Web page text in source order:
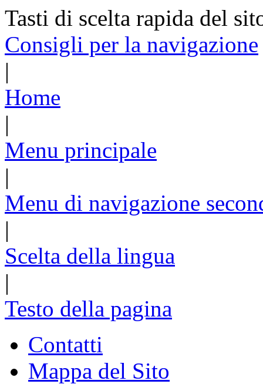
Tasti di scelta rapida del
Consigli per la navigazione
|
Home
|
Menu principale
|
Menu di navigazione
|
Scelta della lingua
|
Testo della pagina
Contatti
Mappa del Sito